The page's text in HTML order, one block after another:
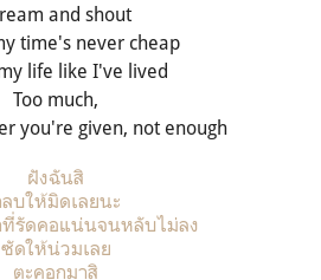
and shout
time's never cheap
life like I've lived
Too much,
you're given, not enough
ฝังฉันสิ
บให้มิดเลยนะ
ที่รัดคอแน่นจนหลับไม่ลง
ซัดให้น่วมเลย
ตะคอกมาสิ